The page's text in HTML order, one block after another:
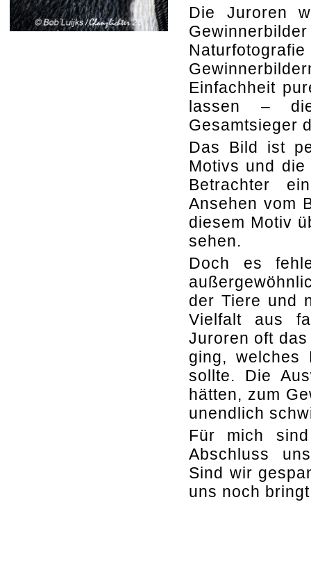
Die Juroren
Einfachheit
lassen –
Gesamtsieger
Das Bild ist
Motivs und
Betrachter
Ansehen vom
diesem Motiv
sehen.
Doch es
der Tiere und
Vielfalt aus
Juroren oft
ging, welches
sollte. Die
hätten, zum
unendlich
Für mich
Abschluss
Sind wir
uns noch